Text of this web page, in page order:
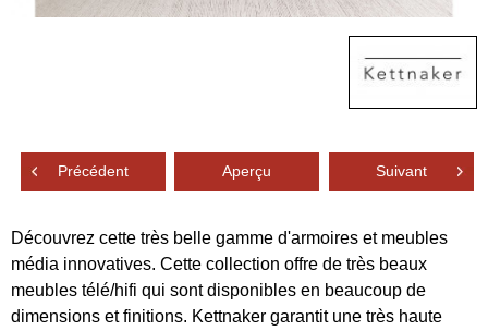
Précédent Aperçu Suivant
Découvrez cette très belle gamme d'armoires et meubles
média innovatives. Cette collection offre de très beaux
meubles télé/hifi qui sont disponibles en beaucoup de
dimensions et finitions. Kettnaker garantit une très haute